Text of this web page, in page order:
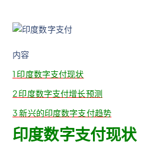
内容
1 印度数字支付现状
2印度数字支付增长预测
3新兴的印度数字支付趋势
印度数字支付现状